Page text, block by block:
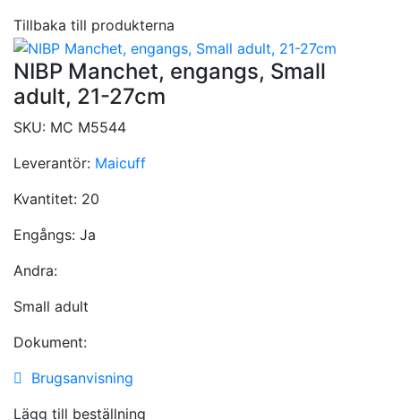
Tillbaka till produkterna
NIBP Manchet, engangs, Small
adult, 21-27cm
SKU: MC M5544
Leverantör: Maicuff
Kvantitet: 20
Engångs: Ja
Andra:
Small adult
Dokument:
Brugsanvisning
Lägg till beställning